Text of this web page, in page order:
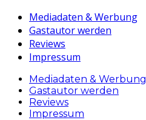
Mediadaten & Werbung
Gastautor werden
Reviews
Impressum
Mediadaten & Werbung
Gastautor werden
Reviews
Impressum